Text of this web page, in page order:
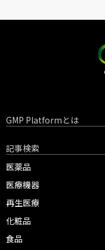
GMP Platformとは
記事検索
医薬品
医療機器
再生医療
化粧品
食品